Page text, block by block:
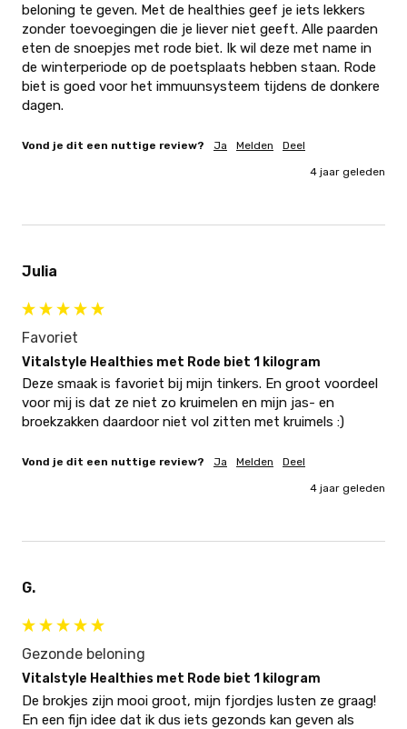
beloning te geven. Met de healthies geef je iets lekkers
zonder toevoegingen die je liever niet geeft. Alle paarden
eten de snoepjes met rode biet. Ik wil deze met name in
de winterperiode op de poetsplaats hebben staan. Rode
biet is goed voor het immuunsysteem tijdens de donkere
dagen.
Vond je dit een nuttige review? Ja Melden Deel
4 jaar geleden
Julia
Favoriet
Vitalstyle Healthies met Rode biet 1 kilogram
Deze smaak is favoriet bij mijn tinkers. En groot voordeel
voor mij is dat ze niet zo kruimelen en mijn jas- en
broekzakken daardoor niet vol zitten met kruimels :)
Vond je dit een nuttige review? Ja Melden Deel
4 jaar geleden
G.
Gezonde beloning
Vitalstyle Healthies met Rode biet 1 kilogram
De brokjes zijn mooi groot, mijn fjordjes lusten ze graag!
En een fijn idee dat ik dus iets gezonds kan geven als